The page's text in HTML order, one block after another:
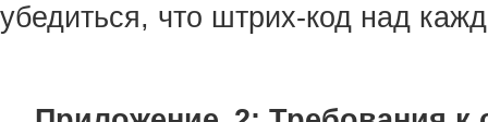
убедиться, что штрих-код над